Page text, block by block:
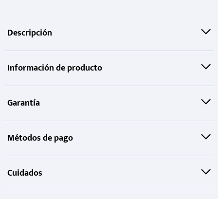
Descripción
Información de producto
Garantía
Métodos de pago
Cuidados